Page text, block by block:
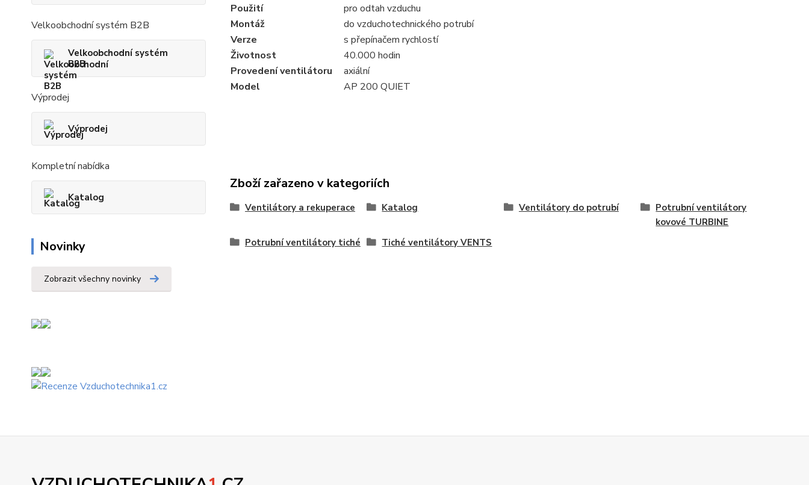
Velkoobchodní systém B2B
Velkoobchodní systém
B2B
Výprodej
Výprodej
Kompletní nabídka
Katalog
Novinky
Zobrazit všechny novinky
Použití
pro odtah vzduchu
Montáž
do vzduchotechnického potrubí
Verze
s přepínačem rychlostí
Životnost
40.000 hodin
Provedení ventilátoru
axiální
Model
AP 200 QUIET
Zboží zařazeno v kategoriích
Ventilátory a rekuperace Katalog Ventilátory do potrubí
Potrubní ventilátory
kovové TURBINE
Potrubní ventilátory tiché
Tiché ventilátory VENTS